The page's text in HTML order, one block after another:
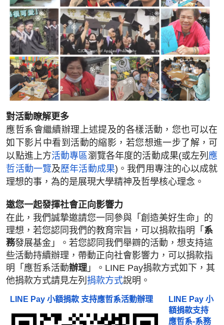
對活動瞭解更多
應哲系會繼續辦理上述提及的各樣活動，您也可以在
如下影片中看到活動的縮影，若您想進一步了解，可
以點進上方活動專區瀏覽各年度的活動成果(或左列 應
哲活動一覽及歷年活動成果)。我們用專注的心以成就
理想的事，為的是展現大學精神及哲學核心理念。
邀您一起發揮社會正向影響力
在此，我們誠摯邀請您一同參與「創造美好生命」的
理想，若您認同我們的教育宗旨，可以捐款指明「 系
務發展基金」。若您認同我們舉辧的活動，想支持這
些活動持續辦理，帶動正向社會影響力，可以捐款指
明「應哲系活動辦理 」
。LINE Pay捐款方式如下，其
他捐款方式請見左列捐款方式說明。
LINE Pay 小額捐款 支持應哲系活動辦理
LINE Pay 小
額捐款支持
應哲系-系務